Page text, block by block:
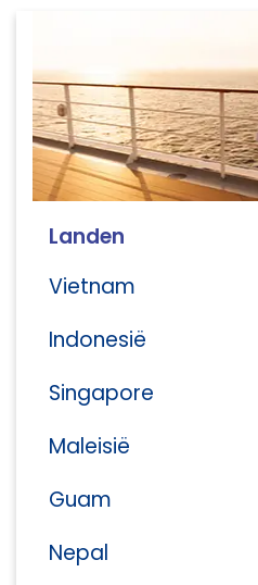
Landen
Vietnam
Indonesië
Singapore
Maleisië
Guam
Nepal